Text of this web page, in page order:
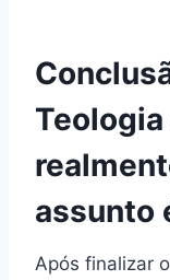
assunto
Após finalizar